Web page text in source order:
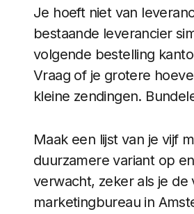
Je hoeft niet van
bestaande leverancier
volgende bestelling
Vraag of je grotere
kleine zendingen.
Maak een lijst van je vijf
duurzamere variant op
verwacht, zeker als je
marketingbureau in